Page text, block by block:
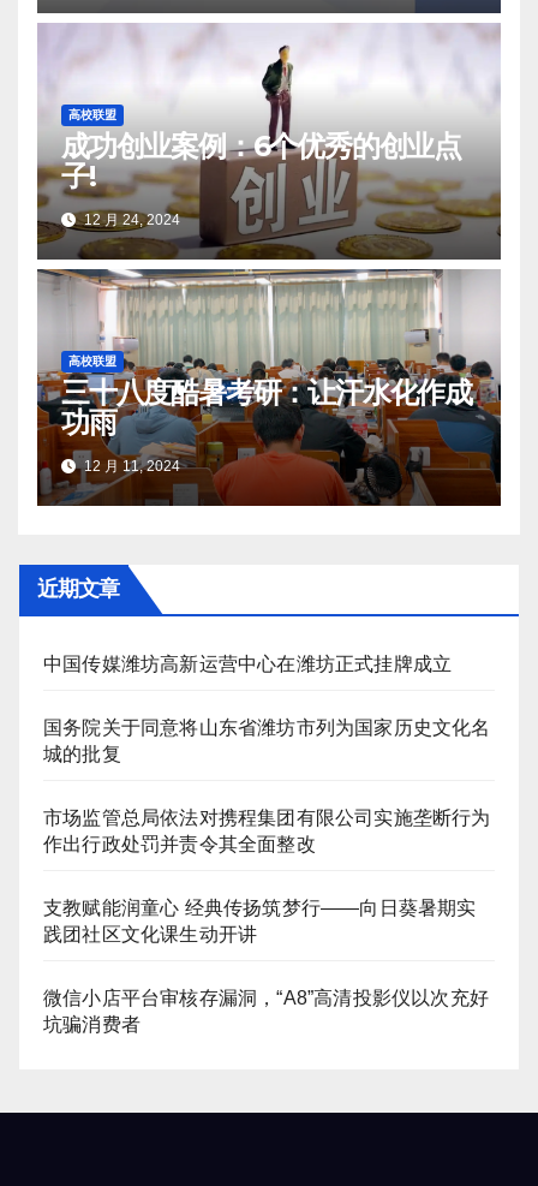
高校联盟
成功创业案例：6个优秀的创业点
子!
12 月 24, 2024
高校联盟
三十八度酷暑考研：让汗水化作成
功雨
12 月 11, 2024
近期文章
中国传媒潍坊高新运营中心在潍坊正式挂牌成立
国务院关于同意将山东省潍坊市列为国家历史文化名
城的批复
市场监管总局依法对携程集团有限公司实施垄断行为
作出行政处罚并责令其全面整改
支教赋能润童心 经典传扬筑梦行——向日葵暑期实
践团社区文化课生动开讲
微信小店平台审核存漏洞，“A8”高清投影仪以次充好
坑骗消费者